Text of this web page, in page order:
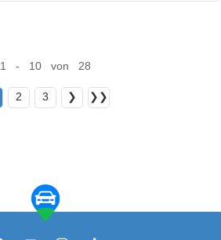
1 - 10 von 28
2 3 ❯ ❯❯